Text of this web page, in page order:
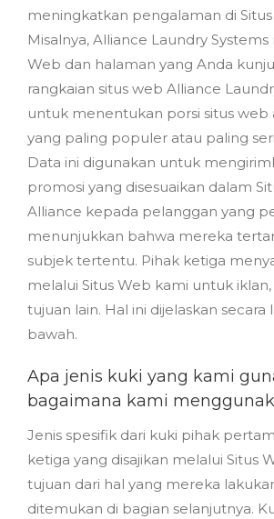
meningkatkan pengalaman di
Misalnya, Alliance Laundry
Web dan halaman yang Anda
rangkaian situs web Alliance
untuk menentukan porsi situs web
yang paling populer atau paling
Data ini digunakan untuk
promosi yang disesuaikan dalam
Alliance kepada pelanggan yang
menunjukkan bahwa mereka
subjek tertentu. Pihak ketiga
melalui Situs Web kami untuk iklan,
tujuan lain. Hal ini dijelaskan secara
bawah.
Apa jenis kuki yang kami
bagaimana kami
Jenis spesifik dari kuki pihak
ketiga yang disajikan melalui Situs
tujuan dari hal yang mereka
ditemukan di bagian selanjutnya.